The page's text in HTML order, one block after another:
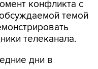
телеканала.
дни в
тому, что "США